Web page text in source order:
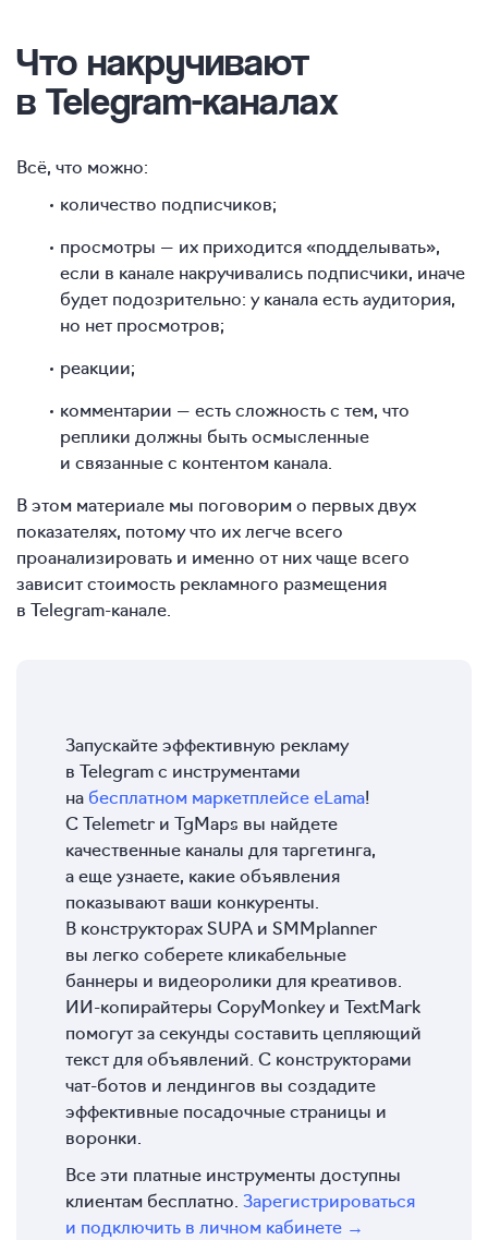
Что накручивают
в Telegram-каналах
Всё, что можно:
количество подписчиков;
просмотры — их приходится «подделывать»,
если в канале накручивались подписчики, иначе
будет подозрительно: у канала есть аудитория,
но нет просмотров;
реакции;
комментарии — есть сложность с тем, что
реплики должны быть осмысленные
и связанные с контентом канала.
В этом материале мы поговорим о первых двух
показателях, потому что их легче всего
проанализировать и именно от них чаще всего
зависит стоимость рекламного размещения
в Telegram-канале.
Запускайте эффективную рекламу
в Telegram с инструментами
на бесплатном маркетплейсе eLama!
С Telemetr и TgMaps вы найдете
качественные каналы для таргетинга,
а еще узнаете, какие объявления
показывают ваши конкуренты.
В конструкторах SUPA и SMMplanner
вы легко соберете кликабельные
баннеры и видеоролики для креативов.
ИИ-копирайтеры CopyMonkey и TextMark
помогут за секунды составить цепляющий
текст для объявлений. С конструкторами
чат-ботов и лендингов вы создадите
эффективные посадочные страницы и
воронки.
Все эти платные инструменты доступны
клиентам бесплатно. Зарегистрироваться
и подключить в личном кабинете →